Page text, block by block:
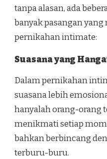
tanpa alasan, ada
banyak pasangan
pernikahan intimate:
Suasana yang
Dalam pernikahan
suasana lebih
hanyalah orang-orang
menikmati setiap
bahkan berbincang
terburu-buru.